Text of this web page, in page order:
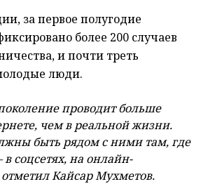
за первое полугодие
более 200 случаев
и почти треть
люди.
проводит больше
чем в реальной жизни.
быть рядом с ними там, где
в соцсетях, на онлайн-
Кайсар Мухметов.